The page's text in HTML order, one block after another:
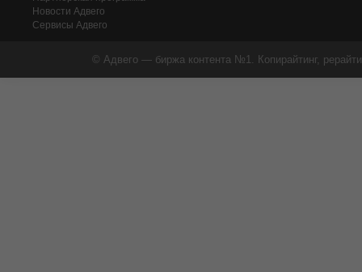
Новости Адвего
Сервисы Адвего
© Адвего — биржа контента №1. Копирайтинг,